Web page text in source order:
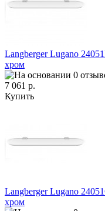
Langberger Lugano
хром
7 061 р.
Купить
Langberger Lugano
хром